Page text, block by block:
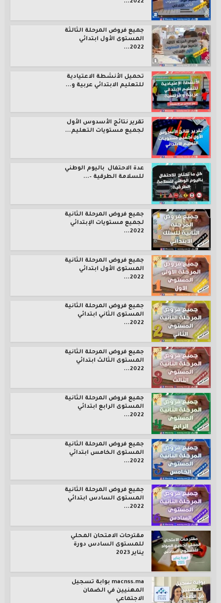
2022...
جميع فروض المرحلة الثالثة
المستوى الأول ابتدائي
2022...
تحميل الأنشطة الاعتيادية
للتعليم الابتدائي عربية و...
تقرير نتائج الأسدوس الأول
لجميع مستويات التعليم...
عدة الاحتفال باليوم الوطني
للسلامة الطرقية –...
جميع فروض المرحلة الثانية
لجميع مستويات الإبتدائي
2022...
جميع فروض المرحلة الثانية
المستوى الأول ابتدائي
2022...
جميع فروض المرحلة الثانية
المستوى الثاني ابتدائي
2022...
جميع فروض المرحلة الثانية
المستوى الثالث ابتدائي
2022...
جميع فروض المرحلة الثانية
المستوى الرابع ابتدائي
2022...
جميع فروض المرحلة الثانية
المستوى الخامس ابتدائي
2022...
جميع فروض المرحلة الثانية
المستوى السادس ابتدائي
2022...
مقترحات الامتحان المحلي
للمستوى السادس دورة
يناير 2023
macnss.ma بوابة تسجيل
المهنيين في الضمان
الاجتماعي